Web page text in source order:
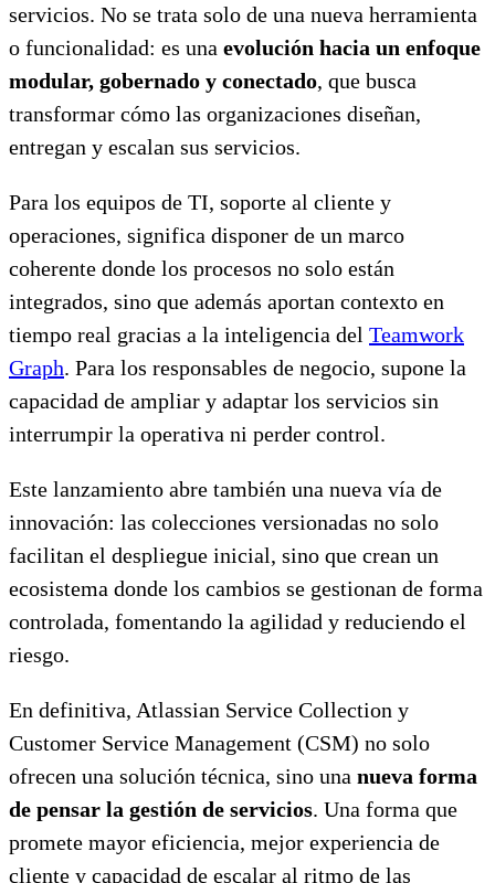
servicios. No se trata solo de una nueva herramienta
o funcionalidad: es una evolución hacia un enfoque
modular, gobernado y conectado, que busca
transformar cómo las organizaciones diseñan,
entregan y escalan sus servicios.
Para los equipos de TI, soporte al cliente y
operaciones, significa disponer de un marco
coherente donde los procesos no solo están
integrados, sino que además aportan contexto en
tiempo real gracias a la inteligencia del Teamwork
Graph. Para los responsables de negocio, supone la
capacidad de ampliar y adaptar los servicios sin
interrumpir la operativa ni perder control.
Este lanzamiento abre también una nueva vía de
innovación: las colecciones versionadas no solo
facilitan el despliegue inicial, sino que crean un
ecosistema donde los cambios se gestionan de forma
controlada, fomentando la agilidad y reduciendo el
riesgo.
En definitiva, Atlassian Service Collection y
Customer Service Management (CSM) no solo
ofrecen una solución técnica, sino una nueva forma
de pensar la gestión de servicios. Una forma que
promete mayor eficiencia, mejor experiencia de
cliente y capacidad de escalar al ritmo de las